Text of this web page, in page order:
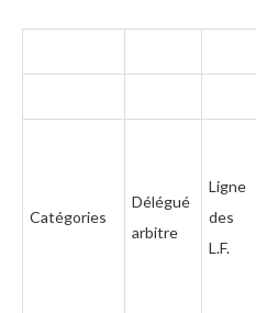
Catégories
Délégué
arbitre
Ligne
des
L.F.